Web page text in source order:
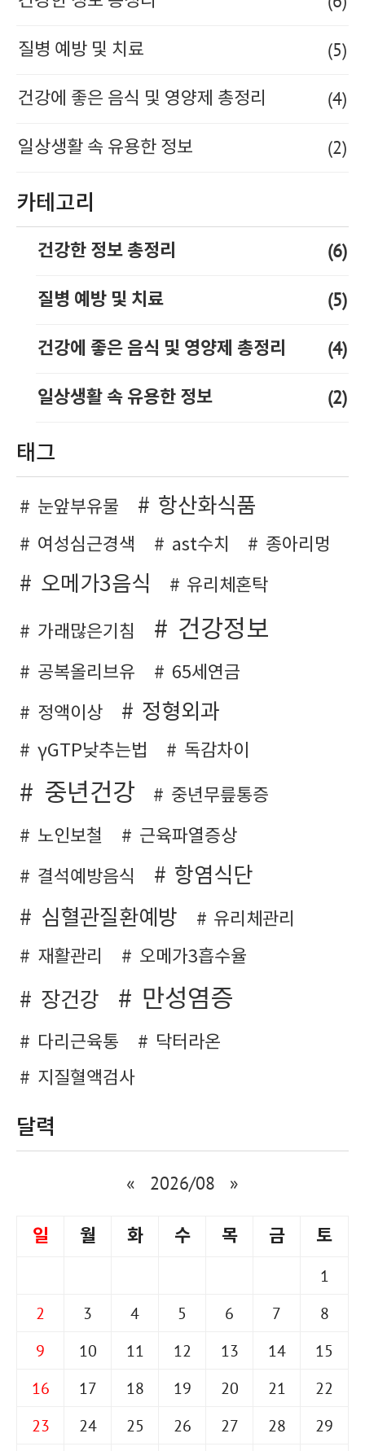
질병 예방 및 치료 (5)
건강에 좋은 음식 및 영양제 총정리 (4)
일상생활 속 유용한 정보 (2)
카테고리
건강한 정보 총정리 (6)
질병 예방 및 치료 (5)
건강에 좋은 음식 및 영양제 총정리 (4)
일상생활 속 유용한 정보 (2)
태그
눈앞부유물 항산화식품
여성심근경색 ast수치 종아리멍
오메가3음식 유리체혼탁
가래많은기침 건강정보
공복올리브유
65세연금
정액이상
정형외과
γGTP낮추는법 독감차이
중년건강
중년무릎통증
노인보철
근육파열증상
결석예방음식
항염식단
심혈관질환예방
유리체관리
재활관리
오메가3흡수율
장건강 만성염증
다리근육통
닥터라온
지질혈액검사
달력
« 2026/08 »
일 월 화 수 목 금 토
1
2
3 4 5 6 7
8
9
10 11 12 13 14
15
16
17 18 19 20 21
22
23
24 25 26 27 28
29